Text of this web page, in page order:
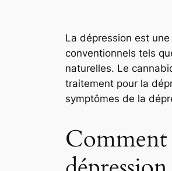
La dépression est
conventionnels tels
naturelles. Le
traitement pour la
symptômes de la
Comment